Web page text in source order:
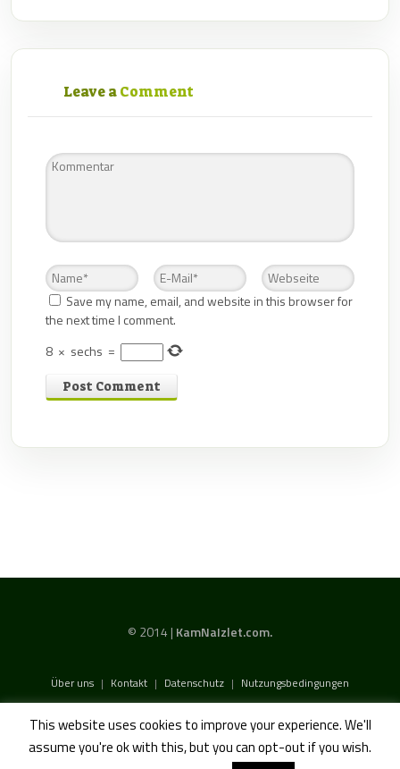
Leave aComment
Save my name, email, and website in this browser for
the next time I comment.
8 × sechs =
© 2014 | KamNaIzlet.com.
Über uns | Kontakt | Datenschutz | Nutzungsbedingungen
This website uses cookies to improve your experience. We'll
assume you're ok with this, but you can opt-out if you wish.